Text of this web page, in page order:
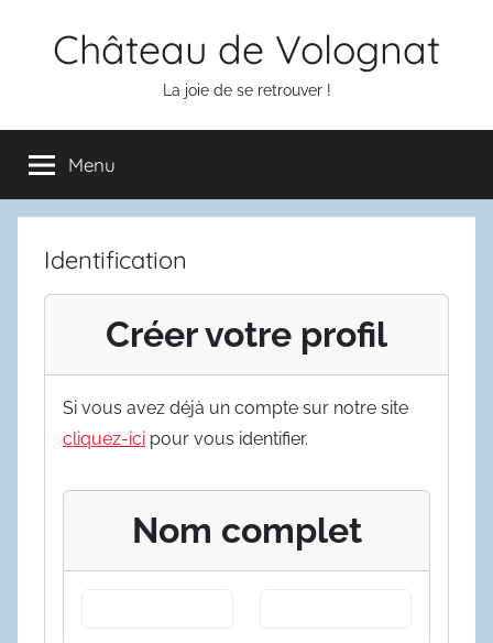
Château de Volognat
La joie de se retrouver !
Menu
Identification
Créer votre profil
Si vous avez déjà un compte sur notre site
cliquez-ici pour vous identifier.
Nom complet